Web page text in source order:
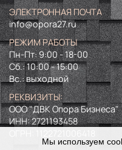
ЭЛЕКТРОННАЯ ПОЧТА
info@opora27.ru
РЕЖИМ РАБОТЫ
Пн-Пт: 9:00 - 18-00
Сб.: 10:00 - 15:00
Вс.: выходной
РЕКВИЗИТЫ:
ООО "ДВК Опора Бизнеса"
ИНН:2721193458
Мы используем